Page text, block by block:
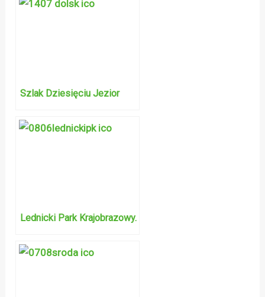
Szlak Dziesięciu Jezior
Lednicki Park Krajobrazowy.